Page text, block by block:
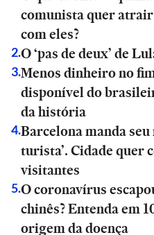
comunista quer
com eles?
2.O ‘pas de deux’ de
3.Menos dinheiro no
disponível do
da história
4.Barcelona manda
turista’. Cidade quer
visitantes
5.O coronavírus
chinês? Entenda em
origem da doença